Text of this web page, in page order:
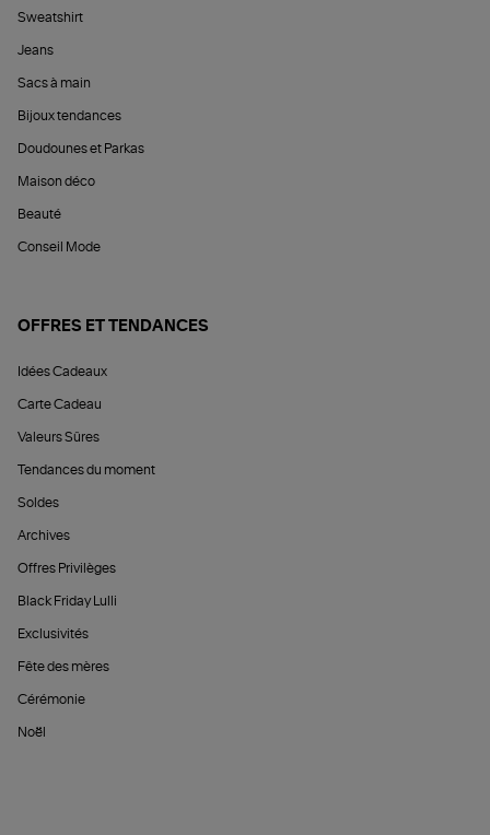
Sweatshirt
Jeans
Sacs à main
Bijoux tendances
Doudounes et Parkas
Maison déco
Beauté
Conseil Mode
OFFRES ET TENDANCES
Idées Cadeaux
Carte Cadeau
Valeurs Sûres
Tendances du moment
Soldes
Archives
Offres Privilèges
Black Friday Lulli
Exclusivités
Fête des mères
Cérémonie
Noël